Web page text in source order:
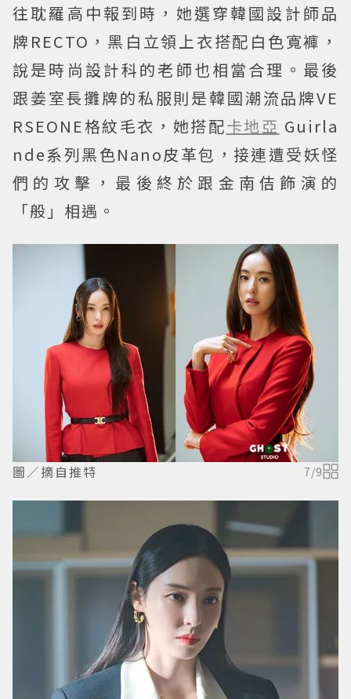
往耽羅高中報到時，她選穿韓國設計師品
牌RECTO，黑白立領上衣搭配白色寬褲，
說是時尚設計科的老師也相當合理。最後
跟姜室長攤牌的私服則是韓國潮流品牌VE
RSEONE格紋毛衣，她搭配卡地亞 Guirla
nde系列黑色Nano皮革包，接連遭受妖怪
們的攻擊，最後終於跟金南佶飾演的
「般」相遇。
圖／摘自推特 7/9